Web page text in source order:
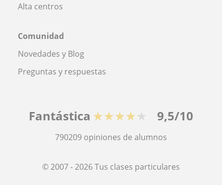
Alta centros
Comunidad
Novedades y Blog
Preguntas y respuestas
Fantástica ★★★★★ 9,5/10
790209 opiniones de alumnos
© 2007 - 2026 Tus clases particulares